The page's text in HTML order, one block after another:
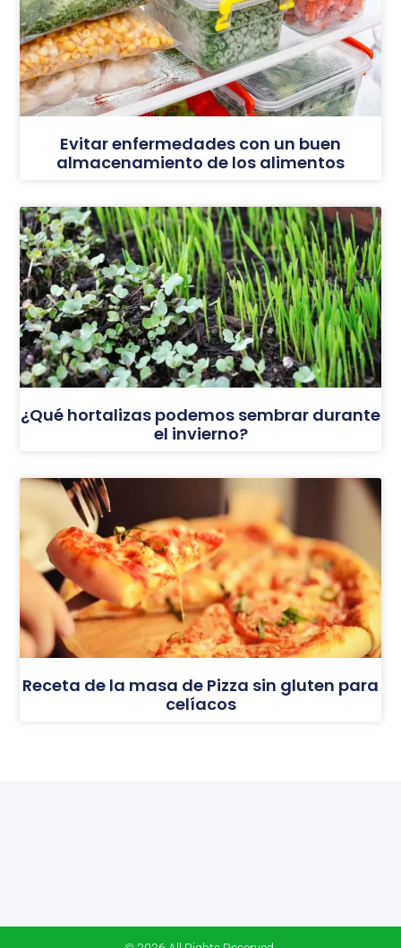
Evitar enfermedades con un buen
almacenamiento de los alimentos
¿Qué hortalizas podemos sembrar durante
el invierno?
Receta de la masa de Pizza sin gluten para
celíacos